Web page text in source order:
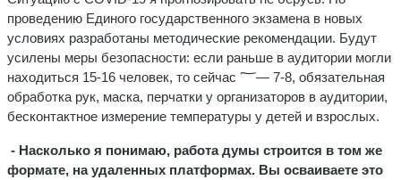
проведению Единого государственного экзамена в новых
условиях разработаны методические рекомендации. Будут
усилены меры безопасности: если раньше в аудитории могли
находиться 15-16 человек, то сейчас ؅— 7-8, обязательная
обработка рук, маска, перчатки у организаторов в аудитории,
бесконтактное измерение температуры у детей и взрослых.
- Насколько я понимаю, работа думы строится в том же
формате, на удаленных платформах. Вы осваиваете это